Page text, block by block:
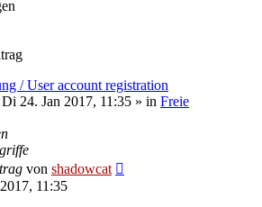
/ User account registration
Di 24. Jan 2017, 11:35 » in Freie
von shadowcat
11:35